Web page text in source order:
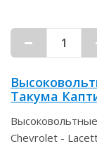
Такума
Chevrolet -